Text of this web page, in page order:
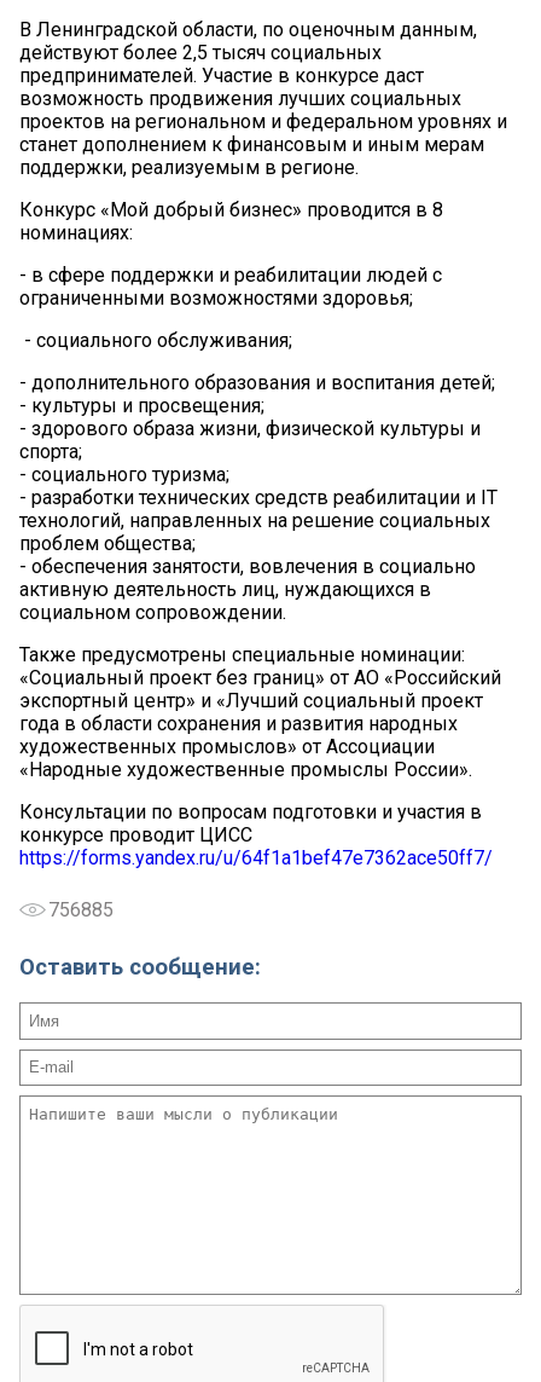
В Ленинградской области, по оценочным данным,
действуют более 2,5 тысяч социальных
предпринимателей. Участие в конкурсе даст
возможность продвижения лучших социальных
проектов на региональном и федеральном уровнях и
станет дополнением к финансовым и иным мерам
поддержки, реализуемым в регионе.
Конкурс «Мой добрый бизнес» проводится в 8
номинациях:
- в сфере поддержки и реабилитации людей с
ограниченными возможностями здоровья;
- социального обслуживания;
- дополнительного образования и воспитания детей;
- культуры и просвещения;
- здорового образа жизни, физической культуры и
спорта;
- социального туризма;
- разработки технических средств реабилитации и IT
технологий, направленных на решение социальных
проблем общества;
- обеспечения занятости, вовлечения в социально
активную деятельность лиц, нуждающихся в
социальном сопровождении.
Также предусмотрены специальные номинации:
«Социальный проект без границ» от АО «Российский
экспортный центр» и «Лучший социальный проект
года в области сохранения и развития народных
художественных промыслов» от Ассоциации
«Народные художественные промыслы России».
Консультации по вопросам подготовки и участия в
конкурсе проводит ЦИСС
https://forms.yandex.ru/u/64f1a1bef47e7362ace50ff7/
756885
Оставить сообщение: